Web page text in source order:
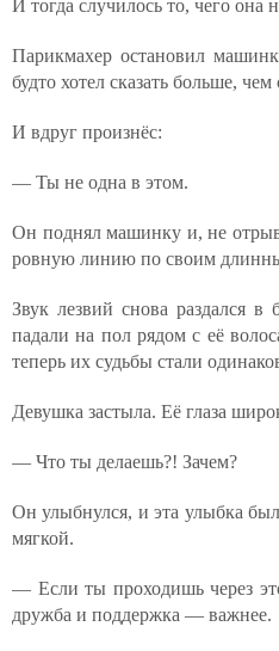
И тогда случилось то, чего она
Парикмахер остановил
будто хотел сказать больше,
И вдруг произнёс:
— Ты не одна в этом.
Он поднял машинку и, не
ровную линию по своим
Звук лезвий снова раздался
падали на пол рядом с её
теперь их судьбы стали
Девушка застыла. Её глаза
— Что ты делаешь?! Зачем?
Он улыбнулся, и эта улыбка
мягкой.
— Если ты проходишь через
дружба и поддержка — важнее.